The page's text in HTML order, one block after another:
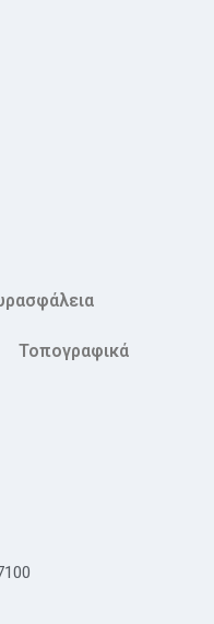
Τοπογραφικά